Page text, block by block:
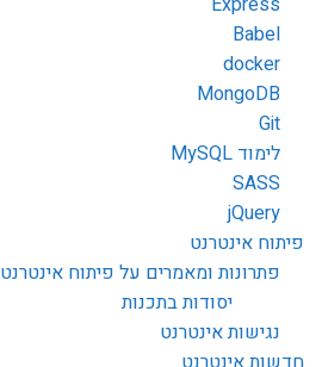
Babel
docker
MongoDB
Git
לימוד MySQL
SASS
jQuery
פיתוח אינטרנט
פתרונות ומאמרים על פיתוח אינטרנט
יסודות בתכנות
נגישות אינטרנט